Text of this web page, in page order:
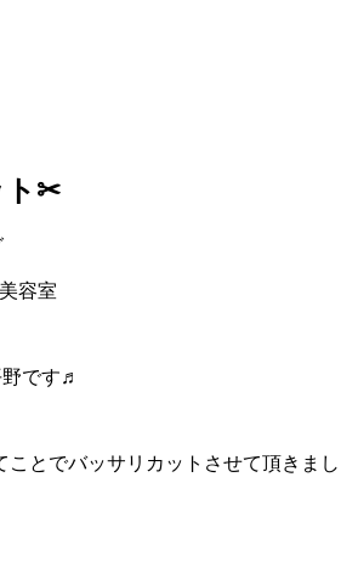
ト✂︎
容室
野です♬
ことでバッサリカットさせて頂きまし